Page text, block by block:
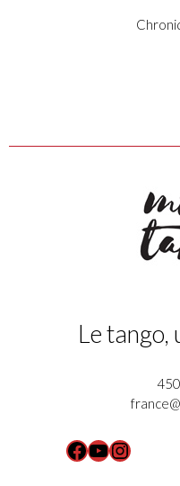
Le tango,
Facebook
YouTube